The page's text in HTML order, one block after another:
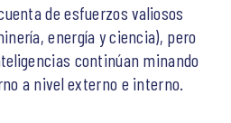
de esfuerzos valiosos
energía y ciencia), pero
continúan minando
a nivel externo e interno.